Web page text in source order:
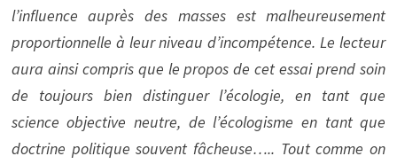
l’influence auprès des masses est malheureusement
proportionnelle à leur niveau d’incompétence. Le lecteur
aura ainsi compris que le propos de cet essai prend soin
de toujours bien distinguer l’écologie, en tant que
science objective neutre, de l’écologisme en tant que
doctrine politique souvent fâcheuse….. Tout comme on